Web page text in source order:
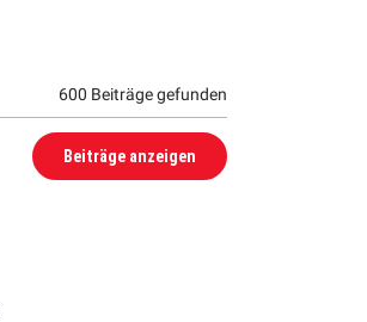
600 Beiträge gefunden
Beiträge anzeigen